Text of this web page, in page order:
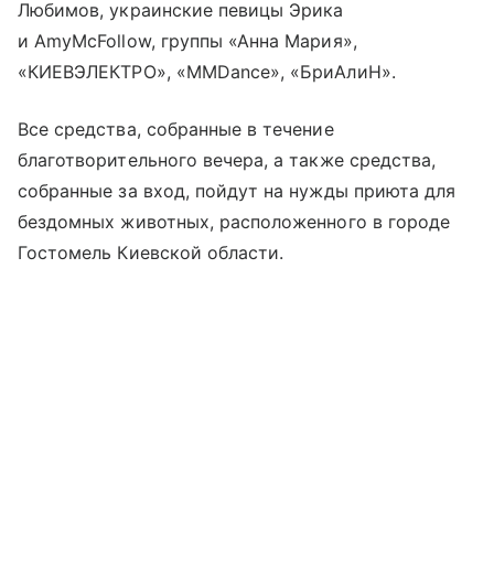
Любимов, украинские певицы Эрика
и AmyMcFollow, группы «Анна Мария»,
«КИЕВЭЛЕКТРО», «MMDance», «БриАлиН».
Все средства, собранные в течение
благотворительного вечера, а также средства,
собранные за вход, пойдут на нужды приюта для
бездомных животных, расположенного в городе
Гостомель Киевской области.